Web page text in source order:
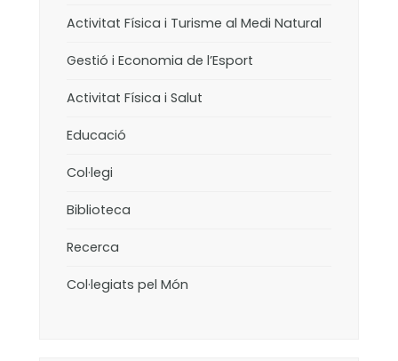
Activitat Física i Turisme al Medi Natural
Gestió i Economia de l’Esport
Activitat Física i Salut
Educació
Col·legi
Biblioteca
Recerca
Col·legiats pel Món